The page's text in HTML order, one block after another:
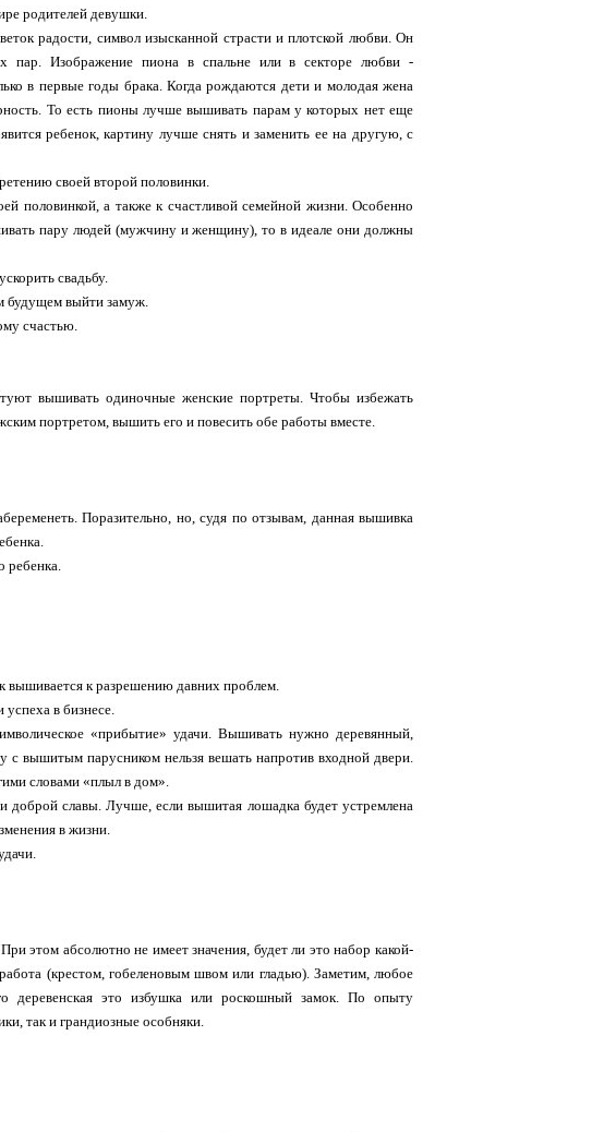
родителей девушки.
радости, символ изысканной страсти и плотской любви. Он
пар. Изображение пиона в спальне или в секторе любви -
в первые годы брака. Когда рождаются дети и молодая жена
То есть пионы лучше вышивать парам у которых нет еще
ребенок, картину лучше снять и заменить ее на другую, с
своей второй половинки.
половинкой, а также к счастливой семейной жизни. Особенно
пару людей (мужчину и женщину), то в идеале они должны
свадьбу.
будущем выйти замуж.
счастью.
вышивать одиночные женские портреты. Чтобы избежать
портретом, вышить его и повесить обе работы вместе.
Поразительно, но, судя по отзывам, данная вышивка
ребенка.
вышивается к разрешению давних проблем.
в бизнесе.
«прибытие» удачи. Вышивать нужно деревянный,
вышитым парусником нельзя вешать напротив входной двери.
словами «плыл в дом».
славы. Лучше, если вышитая лошадка будет устремлена
в жизни.
этом абсолютно не имеет значения, будет ли это набор какой-
(крестом, гобеленовым швом или гладью). Заметим, любое
деревенская это избушка или роскошный замок. По опыту
так и грандиозные особняки.